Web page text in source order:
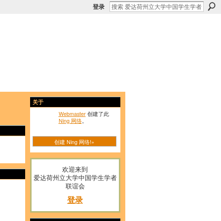
登录
关于
Webmaster创建了此
Ning 网络。
创建 Ning 网络!»
欢迎来到
爱达荷州立大学中国学生学者
联谊会
登录